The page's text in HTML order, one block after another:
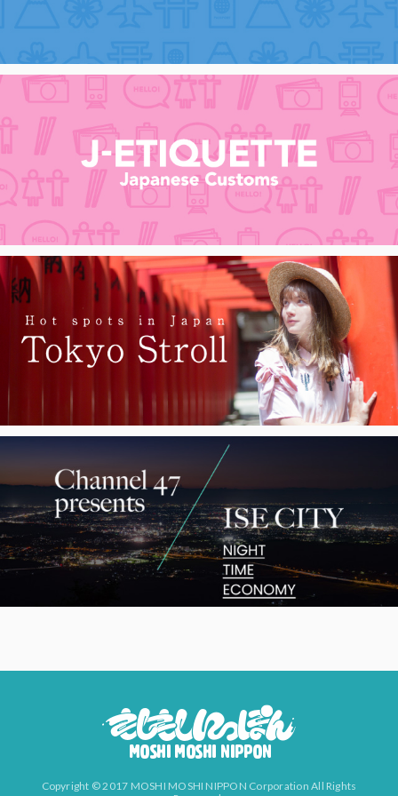
Copyright © 2017 MOSHI MOSHI NIPPON Corporation All Rights